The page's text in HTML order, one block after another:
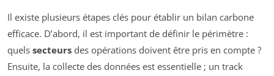
Il existe plusieurs étapes clés pour établir un bilan carbone
efficace. D’abord, il est important de définir le périmètre :
quels secteurs des opérations doivent être pris en compte ?
Ensuite, la collecte des données est essentielle ; un track